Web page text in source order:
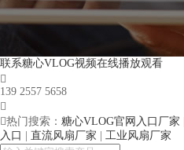
联系糖心VLOG视频在线播放观看

139 2557 5658

热门搜索： 糖心VLOG官网入口厂家
入口
直流风扇厂家 工业风扇厂家